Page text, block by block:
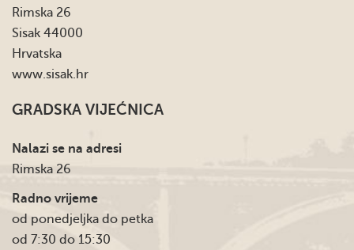
Rimska 26
Sisak 44000
Hrvatska
www.sisak.hr
GRADSKA VIJEĆNICA
Nalazi se na adresi
Rimska 26
Radno vrijeme
od ponedjeljka do petka
od 7:30 do 15:30